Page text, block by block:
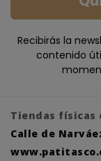
Recibirás la
contenido
Tiendas físicas
Calle de